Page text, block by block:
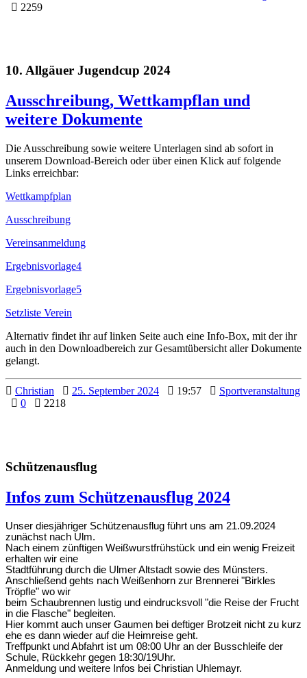
2259
10. Allgäuer Jugendcup 2024
Ausschreibung, Wettkampflan und
weitere Dokumente
Die Ausschreibung sowie weitere Unterlagen sind ab sofort in
unserem Download-Bereich oder über einen Klick auf folgende
Links erreichbar:
Wettkampfplan
Ausschreibung
Vereinsanmeldung
Ergebnisvorlage4
Ergebnisvorlage5
Setzliste Verein
Alternativ findet ihr auf linken Seite auch eine Info-Box, mit der ihr
auch in den Downloadbereich zur Gesamtübersicht aller Dokumente
gelangt.
Christian 25. September 2024 19:57
Sportveranstaltung
0
2218
Schützenausflug
Infos zum Schützenausflug 2024
Unser diesjähriger Schützenausflug führt uns am 21.09.2024
zunächst nach Ulm.
Nach einem zünftigen Weißwurstfrühstück und ein wenig Freizeit
erhalten wir eine
Stadtführung durch die Ulmer Altstadt sowie des Münsters.
Anschließend gehts nach Weißenhorn zur Brennerei "Birkles
Tröpfle" wo wir
beim Schaubrennen lustig und eindrucksvoll "die Reise der Frucht
in die Flasche" begleiten.
Hier kommt auch unser Gaumen bei deftiger Brotzeit nicht zu kurz
ehe es dann wieder auf die Heimreise geht.
Treffpunkt und Abfahrt ist um 08:00 Uhr an der Busschleife der
Schule, Rückkehr gegen 18:30/19Uhr.
Anmeldung und weitere Infos bei Christian Uhlemayr.